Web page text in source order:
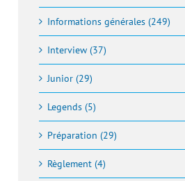
Informations générales (249)
Interview (37)
Junior (29)
Legends (5)
Préparation (29)
Règlement (4)